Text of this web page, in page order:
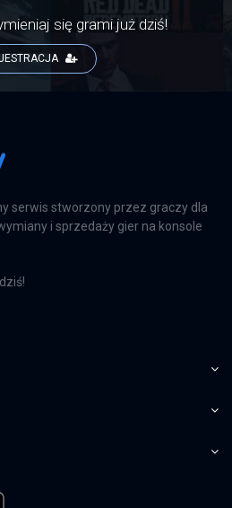
się grami już dziś!
serwis stworzony przez graczy dla
i sprzedaży gier na konsole